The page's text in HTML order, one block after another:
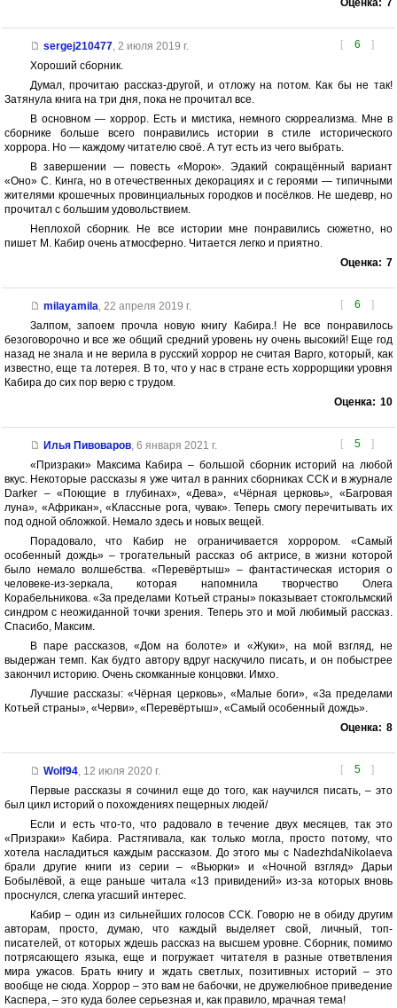
Оценка: 7
[ 6 ]
sergej210477, 2 июля 2019 г.
Хороший сборник.
Думал, прочитаю рассказ-другой, и отложу на потом. Как бы не так!
Затянула книга на три дня, пока не прочитал все.
В основном — хоррор. Есть и мистика, немного сюрреализма. Мне в
сборнике больше всего понравились истории в стиле исторического
хоррора. Но — каждому читателю своё. А тут есть из чего выбрать.
В завершении — повесть «Морок». Эдакий сокращённый вариант
«Оно» С. Кинга, но в отечественных декорациях и с героями — типичными
жителями крошечных провинциальных городков и посёлков. Не шедевр, но
прочитал с большим удовольствием.
Неплохой сборник. Не все истории мне понравились сюжетно, но
пишет М. Кабир очень атмосферно. Читается легко и приятно.
Оценка: 7
[ 6 ]
milayamila, 22 апреля 2019 г.
Залпом, запоем прочла новую книгу Кабира.! Не все понравилось
безоговорочно и все же общий средний уровень ну очень высокий! Еще год
назад не знала и не верила в русский хоррор не считая Варго, который, как
известно, еще та лотерея. В то, что у нас в стране есть хоррорщики уровня
Кабира до сих пор верю с трудом.
Оценка: 10
[ 5 ]
Илья Пивоваров, 6 января 2021 г.
«Призраки» Максима Кабира – большой сборник историй на любой
вкус. Некоторые рассказы я уже читал в ранних сборниках ССК и в журнале
Darker – «Поющие в глубинах», «Дева», «Чёрная церковь», «Багровая
луна», «Африкан», «Классные рога, чувак». Теперь смогу перечитывать их
под одной обложкой. Немало здесь и новых вещей.
Порадовало, что Кабир не ограничивается хоррором. «Самый
особенный дождь» – трогательный рассказ об актрисе, в жизни которой
было немало волшебства. «Перевёртыш» – фантастическая история о
человеке-из-зеркала, которая напомнила творчество Олега
Корабельникова. «За пределами Котьей страны» показывает стокгольмский
синдром с неожиданной точки зрения. Теперь это и мой любимый рассказ.
Спасибо, Максим.
В паре рассказов, «Дом на болоте» и «Жуки», на мой взгляд, не
выдержан темп. Как будто автору вдруг наскучило писать, и он побыстрее
закончил историю. Очень скомканные концовки. Имхо.
Лучшие рассказы: «Чёрная церковь», «Малые боги», «За пределами
Котьей страны», «Черви», «Перевёртыш», «Самый особенный дождь».
Оценка: 8
[ 5 ]
Wolf94, 12 июля 2020 г.
Первые рассказы я сочинил еще до того, как научился писать, – это
был цикл историй о похождениях пещерных людей/
Если и есть что-то, что радовало в течение двух месяцев, так это
«Призраки» Кабира. Растягивала, как только могла, просто потому, что
хотела насладиться каждым рассказом. До этого мы с NadezhdaNikolaeva
брали другие книги из серии – «Вьюрки» и «Ночной взгляд» Дарьи
Бобылёвой, а еще раньше читала «13 привидений» из-за которых вновь
проснулся, слегка угасший интерес.
Кабир – один из сильнейших голосов ССК. Говорю не в обиду другим
авторам, просто, думаю, что каждый выделяет свой, личный, топ-
писателей, от которых ждешь рассказ на высшем уровне. Сборник, помимо
потрясающего языка, еще и погружает читателя в разные ответвления
мира ужасов. Брать книгу и ждать светлых, позитивных историй – это
вообще не сюда. Хоррор – это вам не бабочки, не дружелюбное приведение
Каспера, – это куда более серьезная и, как правило, мрачная тема!